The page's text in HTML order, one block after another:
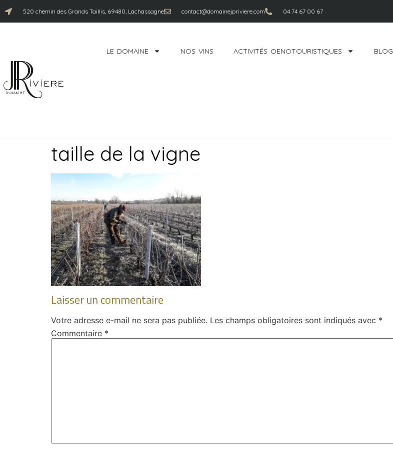
520 chemin des Grands Taillis, 69480, Lachassagne contact@domainejpriviere.com 04 74 67 00 67
LE DOMAINE NOS VINS ACTIVITÉS OENOTOURISTIQUES BLOG
taille de la vigne
Laisser un commentaire
Votre adresse e-mail ne sera pas publiée. Les champs obligatoires sont indiqués avec *
Commentaire *